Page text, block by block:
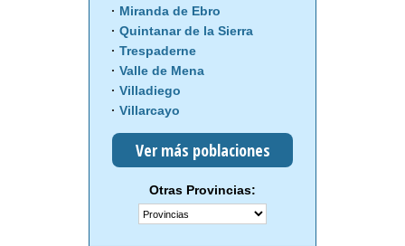
Miranda de Ebro
Quintanar de la Sierra
Trespaderne
Valle de Mena
Villadiego
Villarcayo
Ver más poblaciones
Otras Provincias: